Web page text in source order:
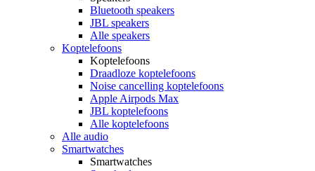
Bluetooth speakers
JBL speakers
Alle speakers
Koptelefoons
Koptelefoons
Draadloze koptelefoons
Noise cancelling koptelefoons
Apple Airpods Max
JBL koptelefoons
Alle koptelefoons
Alle audio
Smartwatches
Smartwatches